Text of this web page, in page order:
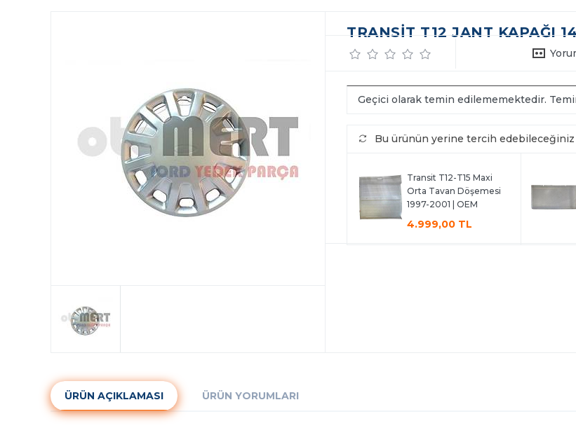
TRANSIT T12 JANT KAPAĞI
Geçici olarak temin edilememektedir.
Bu ürünün yerine tercih
Transit T12-T15 Maxi
Orta Tavan Döşemesi
1997-2001 | OEM
4.999,00 TL
ÜRÜN AÇIKLAMASI ÜRÜN YORUMLARI